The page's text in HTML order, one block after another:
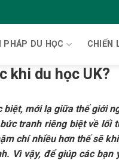
PHÁP DU HỌC CHIẾN
khi du học UK?
mới lạ giữa thế giới
tranh riêng biệt về lối
chí nhiều hơn thế sẽ
Vì vậy, để giúp các